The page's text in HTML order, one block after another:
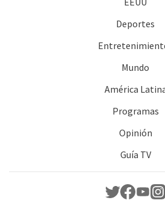
Deportes
Mundo
América
Programas
Opinión
Guía TV